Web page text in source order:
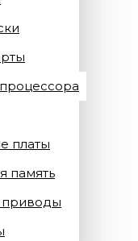
платы
память
приводы